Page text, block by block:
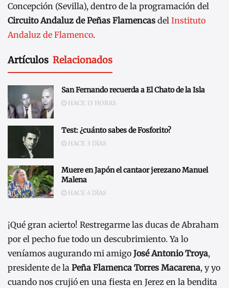
Concepción (Sevilla), dentro de la programación del
Circuito Andaluz de Peñas Flamencas del Instituto
Andaluz de Flamenco.
Artículos Relacionados
San Fernando recuerda a El Chato de la Isla
HACE 13 HORAS
Test: ¿cuánto sabes de Fosforito?
HACE 3 DÍAS
Muere en Japón el cantaor jerezano Manuel
Malena
HACE 4 DÍAS
¡Qué gran acierto! Restregarme las ducas de Abraham
por el pecho fue todo un descubrimiento. Ya lo
veníamos augurando mi amigo José Antonio Troya,
presidente de la Peña Flamenca Torres Macarena, y yo
cuando nos crujió en una fiesta en Jerez en la bendita